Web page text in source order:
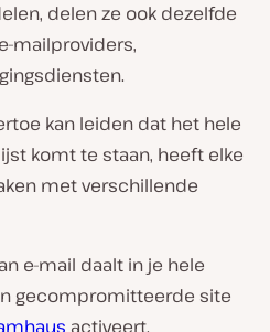
delen ze ook dezelfde
mailproviders,
kan leiden dat het hele
komt te staan, heeft elke
met verschillende
e-mail daalt in je hele
gecompromitteerde site
activeert.